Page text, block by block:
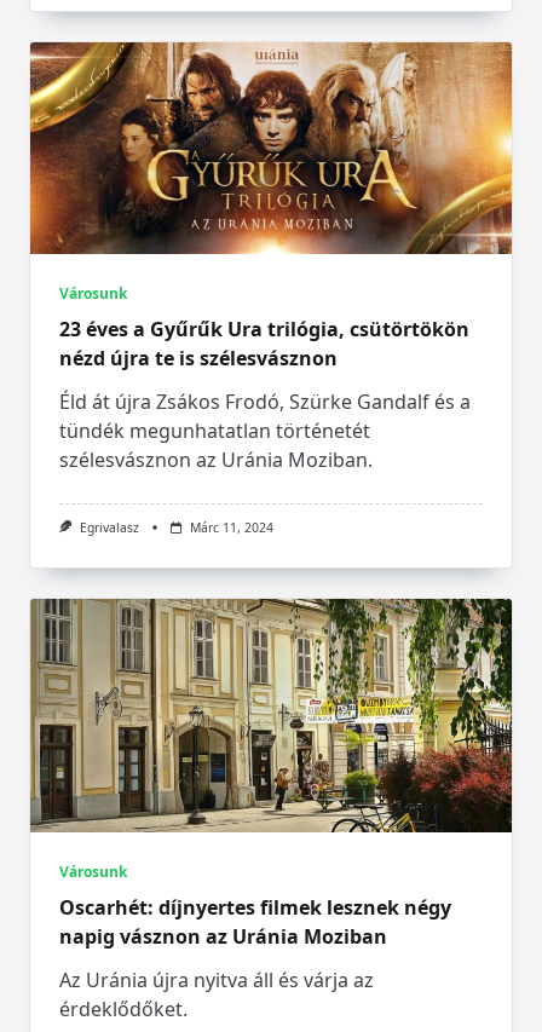
Városunk
23 éves a Gyűrűk Ura trilógia, csütörtökön
nézd újra te is szélesvásznon
Éld át újra Zsákos Frodó, Szürke Gandalf és a
tündék megunhatatlan történetét
szélesvásznon az Uránia Moziban.
Egrivalasz Márc 11, 2024
Városunk
Oscarhét: díjnyertes filmek lesznek négy
napig vásznon az Uránia Moziban
Az Uránia újra nyitva áll és várja az
érdeklődőket.